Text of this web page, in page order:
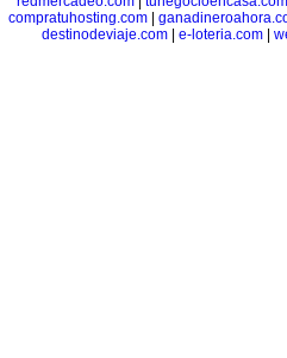
compratuhosting.com|
destinodeviaje.com
e-loteria.com